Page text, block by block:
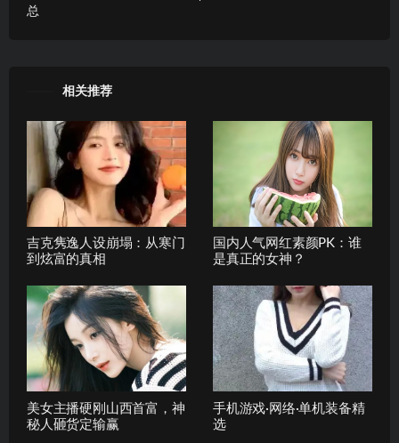
总
相关推荐
吉克隽逸人设崩塌：从寒门
到炫富的真相
国内人气网红素颜PK：谁
是真正的女神？
美女主播硬刚山西首富，神
秘人砸货定输赢
手机游戏·网络·单机装备精
选